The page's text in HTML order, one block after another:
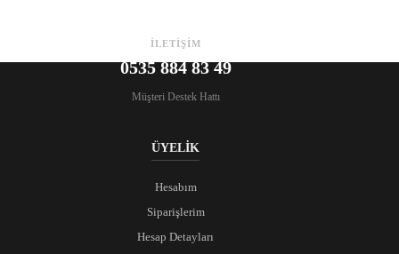
İLETİŞİM
0535 884 83 49
Müşteri Destek Hattı
ÜYELİK
Hesabım
Siparişlerim
Hesap Detayları